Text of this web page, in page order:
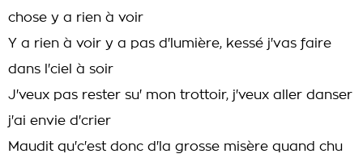
chose y a rien à voir
Y a rien à voir y a pas d'lumière, kessé j'vas faire
dans l'ciel à soir
J'veux pas rester su' mon trottoir, j'veux aller danser
j'ai envie d'crier
Maudit qu'c'est donc d'la grosse misère quand chu